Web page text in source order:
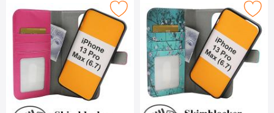
Magneettikotelo iPhone 13 Pro Max (6.7) suosikiksi
Merkitse skimblocker Design